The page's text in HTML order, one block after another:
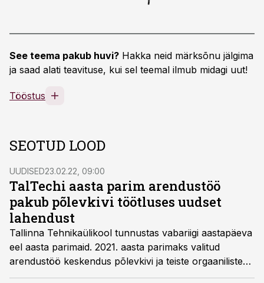
See teema pakub huvi? Hakka neid märksõnu jälgima
ja saad alati teavituse, kui sel teemal ilmub midagi uut!
Tööstus
SEOTUD LOOD
UUDISED23.02.22, 09:00
TalTechi aasta parim arendustöö
pakub põlevkivi töötluses uudset
lahendust
Tallinna Tehnikaülikool tunnustas vabariigi aastapäeva
eel aasta parimaid. 2021. aasta parimaks valitud
arendustöö keskendus põlevkivi ja teiste orgaaniliste
materjalide koostöötlemisele ning saadavate